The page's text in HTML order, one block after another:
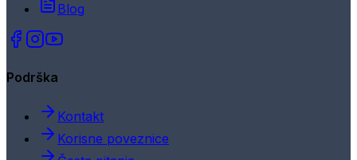
Blog
Podrška
Kontakt
Korisne poveznice